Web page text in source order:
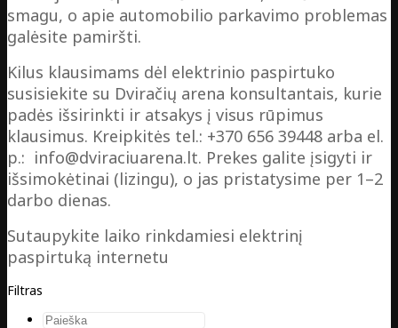
smagu, o apie automobilio parkavimo problemas
galėsite pamiršti.
Kilus klausimams dėl elektrinio paspirtuko
susisiekite su Dviračių arena konsultantais, kurie
padės išsirinkti ir atsakys į visus rūpimus
klausimus. Kreipkitės tel.: +370 656 39448 arba el.
p.: info@dviraciuarena.lt. Prekes galite įsigyti ir
išsimokėtinai (lizingu), o jas pristatysime per 1–2
darbo dienas.
Sutaupykite laiko rinkdamiesi elektrinį
paspirtuką internetu
Filtras